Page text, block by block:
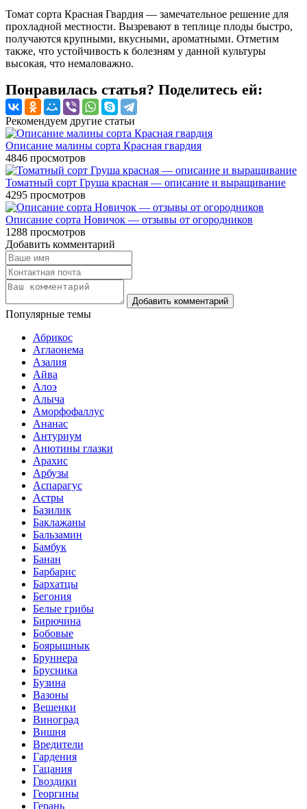
Томат сорта Красная Гвардия — замечательное решение для
прохладной местности. Вызревают в теплице плоды быстро,
получаются крупными, вкусными, ароматными. Отметим
также, что устойчивость к болезням у данной культуры
высокая, что немаловажно.
Понравилась статья? Поделитесь ей:
Рекомендуем другие статьи
Описание малины сорта Красная гвардия
4846 просмотров
Томатный сорт Груша красная — описание и выращивание
4295 просмотров
Описание сорта Новичок — отзывы от огородников
1288 просмотров
Добавить комментарий
Популярные темы
Абрикос
Аглаонема
Азалия
Айва
Алоэ
Алыча
Аморфофаллус
Ананас
Антуриум
Анютины глазки
Арахис
Арбузы
Аспарагус
Астры
Базилик
Баклажаны
Бальзамин
Бамбук
Банан
Барбарис
Бархатцы
Бегония
Белые грибы
Бирючина
Бобовые
Боярышнык
Бруннера
Брусника
Бузина
Вазоны
Вешенки
Виноград
Вишня
Вредители
Гардения
Гацания
Гвоздики
Георгины
Герань